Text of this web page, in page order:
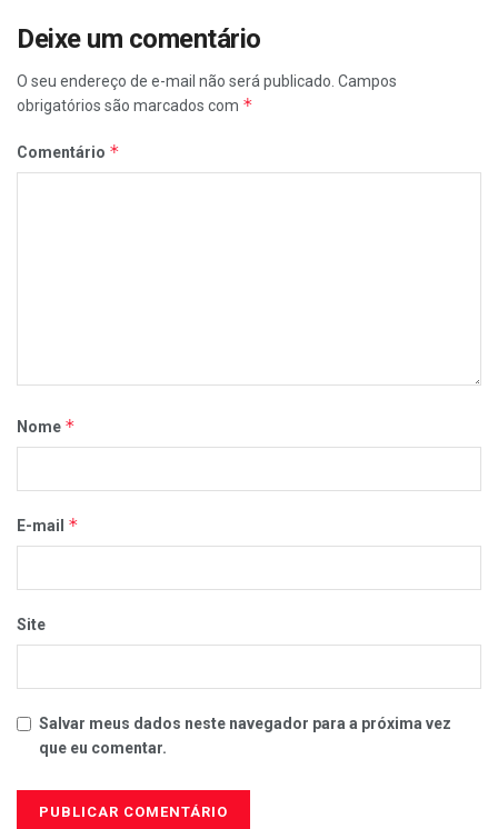
Deixe um comentário
O seu endereço de e-mail não será publicado. Campos
obrigatórios são marcados com *
Comentário *
Nome *
E-mail *
Site
Salvar meus dados neste navegador para a próxima vez
que eu comentar.